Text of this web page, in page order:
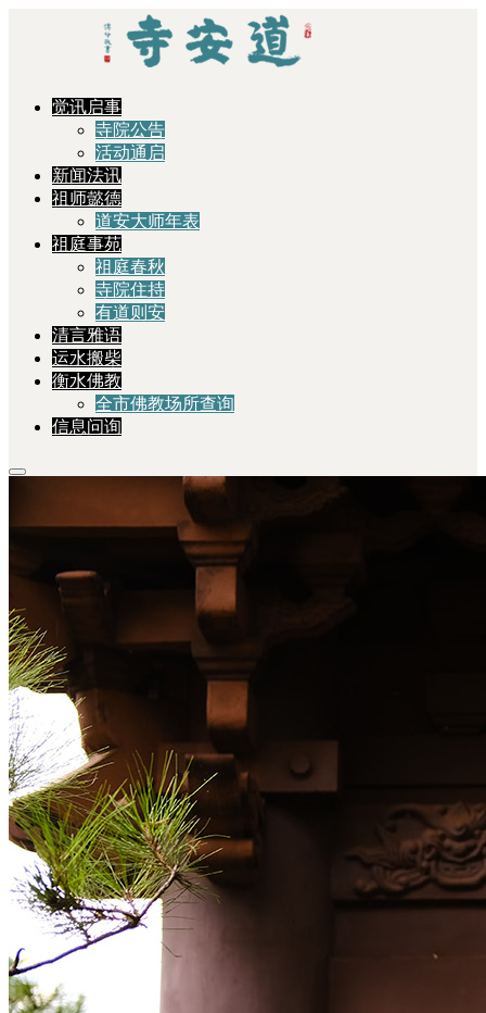
觉讯启事
寺院公告
活动通启
新闻法讯
祖师懿德
道安大师年表
祖庭事苑
祖庭春秋
寺院住持
有道则安
清言雅语
运水搬柴
衡水佛教
全市佛教场所查询
信息问询